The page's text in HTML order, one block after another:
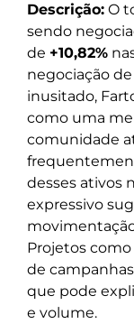
Descrição: O
sendo
de +10,82%
negociação de
inusitado,
como uma
comunidade
desses ativos
expressivo
Projetos
de
que pode
e volume.